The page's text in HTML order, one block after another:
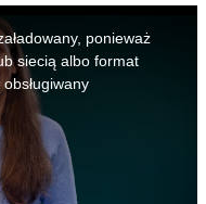
ponieważ
siecią albo format